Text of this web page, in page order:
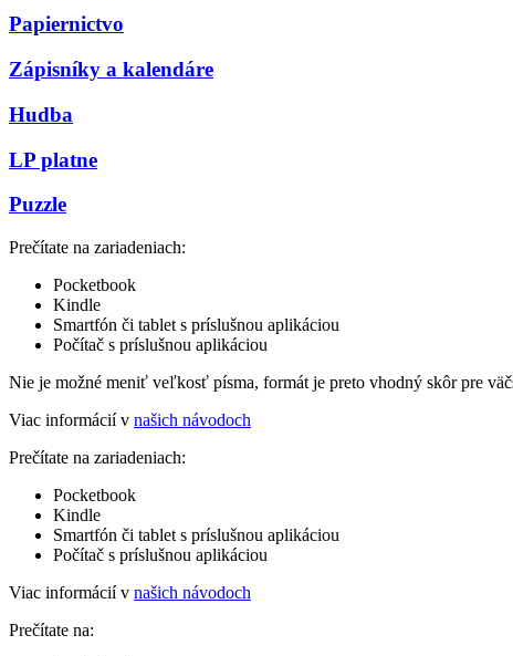
Papiernictvo
Zápisníky a kalendáre
Hudba
LP platne
Puzzle
Prečítate na zariadeniach:
Pocketbook
Kindle
Smartfón či tablet s príslušnou aplikáciou
Počítač s príslušnou aplikáciou
Nie je možné meniť veľkosť písma, formát je preto vhodný skôr pre
Viac informácií v našich návodoch
Prečítate na zariadeniach:
Pocketbook
Kindle
Smartfón či tablet s príslušnou aplikáciou
Počítač s príslušnou aplikáciou
Viac informácií v našich návodoch
Prečítate na: